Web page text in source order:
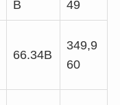
B
49
66.34B
349,9
60